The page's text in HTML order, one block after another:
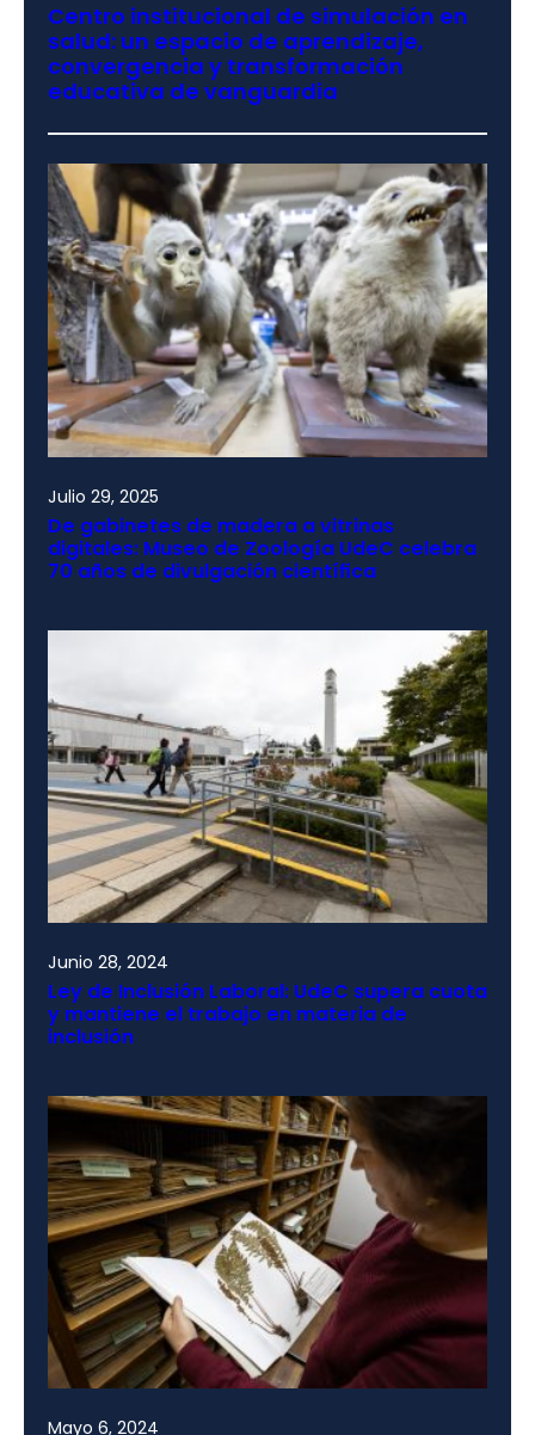
Centro institucional de simulación en
salud: un espacio de aprendizaje,
convergencia y transformación
educativa de vanguardia
Julio 29, 2025
De gabinetes de madera a vitrinas
digitales: Museo de Zoología UdeC celebra
70 años de divulgación científica
Junio 28, 2024
Ley de Inclusión Laboral: UdeC supera cuota
y mantiene el trabajo en materia de
inclusión
Mayo 6, 2024